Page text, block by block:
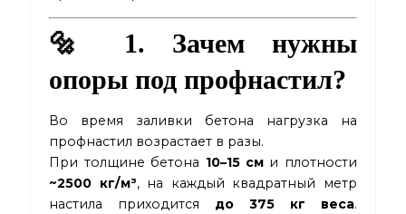
🔩 1. Зачем нужны
опоры под профнастил?
Во время заливки бетона нагрузка на
профнастил возрастает в разы.
При толщине бетона 10–15 сми плотности
~2500 кг/м³, на каждый квадратный метр
настила приходится до 375 кг веса.